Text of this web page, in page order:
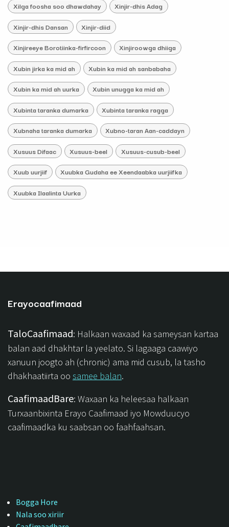
Xilga foosha soo dhawdahay Xinjir-dhis Adag
Xinjir-dhis Dansan Xinjir-diid
Xinjireeye Borotiinka-firfircoon Xinjiroowga dhiiga
Xubin jirka ka mid ah Xubin ka mid ah sanbabaha
Xubin ka mid ah uurka Xubin unugga ka mid ah
Xubinta taranka dumarka Xubinta taranka ragga
Xubnaha taranka dumarka Xubno-taran Aan-caddayn
Xusuus Difaac Xusuus-beel Xusuus-cusub-beel
Xuub uurjiif Xuubka Gudaha ee Xeendaabka uurjiifka
Xuubka Ilaalinta Uurka
Erayocaafimaad
TaloCaafimaad: Halkaan waxaad ka sameysan kartaa
balan aad dhakhtar la yeelato. Si lagaaga caawiyo
xanuun joogto ah (chronic) ama mid cusub, la tasho
dhakhaatiirta oo samee balan.
CaafimaadBare: Waxaan ka heleesaa halkaan
Turxaanbixinta Erayo Caafimaad iyo Mowduucyo
caafimaadka ku saabsan oo faahfaahsan.
Bogga Hore
Nala soo xiriir